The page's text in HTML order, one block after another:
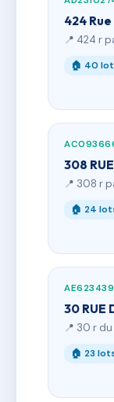
424
📍 424 r
🏠 40
308
📍 308 r
🏠 24
30 RUE
📍 30 r
🏠 23